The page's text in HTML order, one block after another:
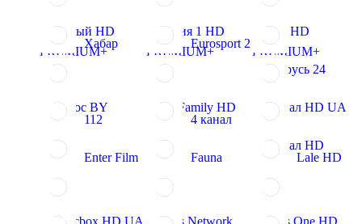
Первый HD
PREMIUM+
Россия 1 HD
PREMIUM+
НТВ HD
PREMIUM+
Хабар
Eurosport 2
Беларусь 24
БелРос BY Star Family HD
5 канал HD UA
112
4 канал
8 канал HD
Enter Film
Fauna Lale HD
Musicbox HD UA News Network News One HD